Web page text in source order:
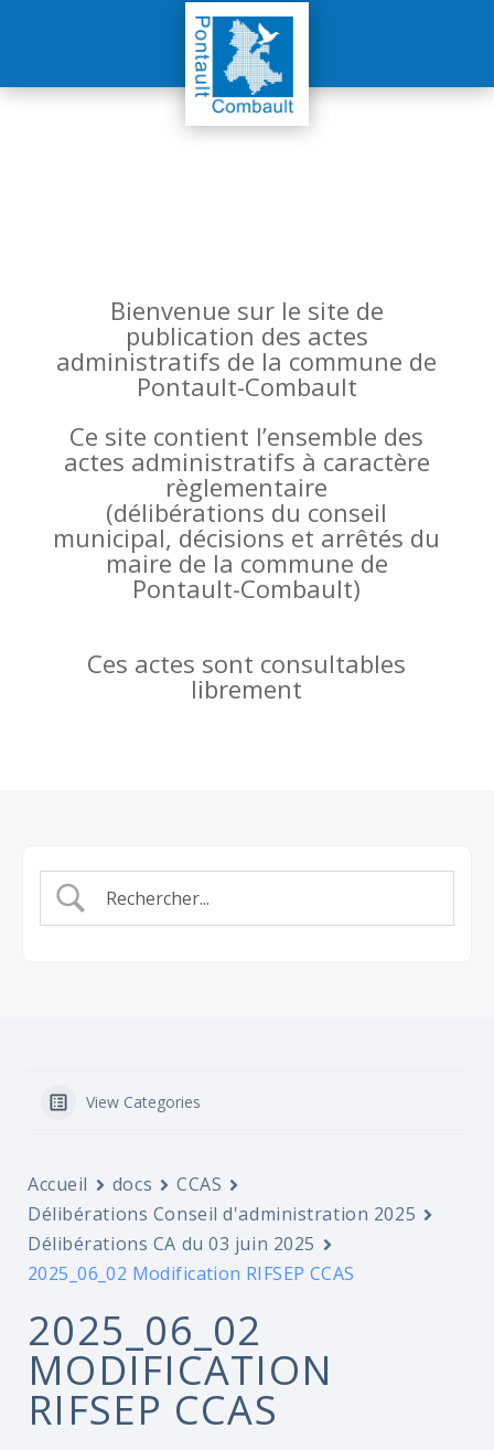
Bienvenue sur le site de
publication des actes
administratifs de la commune de
Pontault-Combault
Ce site contient l’ensemble des
actes administratifs à caractère
règlementaire
(délibérations du conseil
municipal, décisions et arrêtés du
maire de la commune de
Pontault-Combault)
Ces actes sont consultables
librement
View Categories
Accueil docs
CCAS
Délibérations Conseil d'administration 2025
Délibérations CA du 03 juin 2025
2025_06_02 Modification RIFSEP CCAS
2025_06_02
MODIFICATION
RIFSEP CCAS